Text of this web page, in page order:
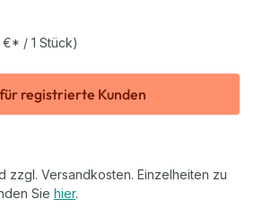
/ 1 Stück)
registrierte Kunden
zzgl. Versandkosten. Einzelheiten zu
Sie hier.